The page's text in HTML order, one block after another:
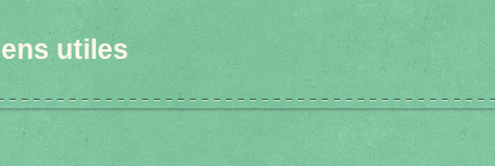
utiles